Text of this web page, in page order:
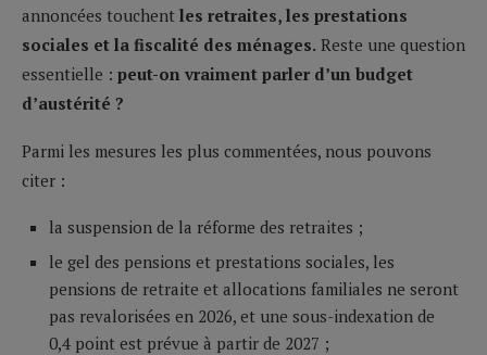
annoncées touchent les retraites, les prestations
sociales et la fiscalité des ménages. Reste une question
essentielle : peut-on vraiment parler d’un budget
d’austérité ?
Parmi les mesures les plus commentées, nous pouvons
citer :
la suspension de la réforme des retraites ;
le gel des pensions et prestations sociales, les
pensions de retraite et allocations familiales ne seront
pas revalorisées en 2026, et une sous-indexation de
0,4 point est prévue à partir de 2027 ;